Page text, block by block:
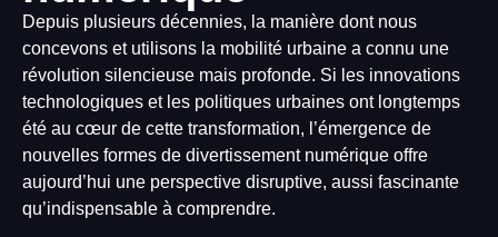
Depuis plusieurs décennies, la manière dont nous
concevons et utilisons la mobilité urbaine a connu une
révolution silencieuse mais profonde. Si les innovations
technologiques et les politiques urbaines ont longtemps
été au cœur de cette transformation, l’émergence de
nouvelles formes de divertissement numérique offre
aujourd’hui une perspective disruptive, aussi fascinante
qu’indispensable à comprendre.